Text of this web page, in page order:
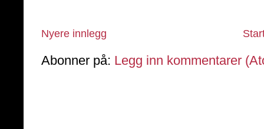
Nyere innlegg
Abonner på: Legg inn kommentarer